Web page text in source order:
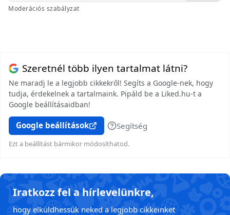
Moderációs szabályzat
Szeretnél több ilyen tartalmat látni?
Ne maradj le a legjobb cikkekről! Segíts a Google-nek, hogy
tudja, érdekelnek a tartalmaink. Pipáld be a Liked.hu-t a
Google beállításaidban!
Google beállítások Segítség
Ezt a beállítást bármikor módosíthatod.
Iratkozz fel a hírlevelünkre,
hogy elküldhessük neked a legjobb cikkeinket